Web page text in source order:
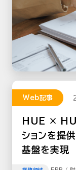
Web記事
HUE ×
ションを提
基盤を実現